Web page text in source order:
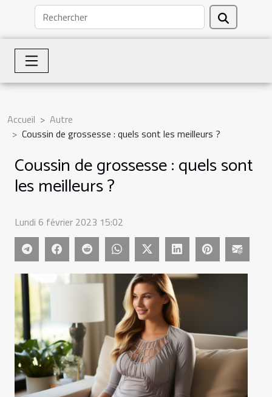
Accueil
Autre
Coussin de grossesse : quels sont les meilleurs ?
Coussin de grossesse : quels sont
les meilleurs ?
Lundi 6 février 2023 15:02